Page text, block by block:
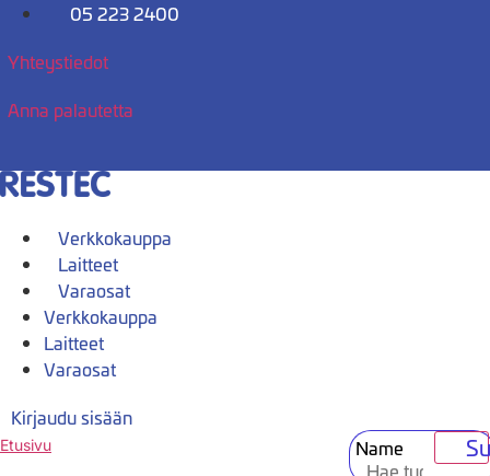
Mene
05 223 2400
Yhteystiedot
Anna palautetta
Verkkokauppa
Laitteet
Varaosat
Verkkokauppa
Laitteet
Varaosat
Kirjaudu sisään
Name
Etusivu